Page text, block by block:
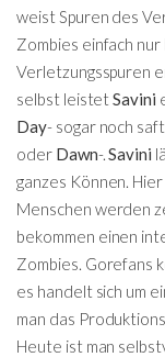
weist Spuren des
Zombies einfach
Verletzungsspuren
selbst leistetSavini
Day- sogar noch
oder Dawn-.Savini
ganzes Können.
Menschen werden
bekommen einen
Zombies. Gorefans
es handelt sich um
man das
Heute ist man